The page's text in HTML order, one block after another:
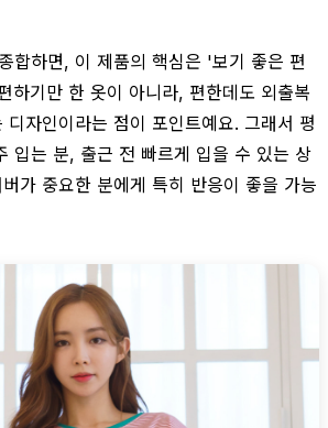
합하면, 이 제품의 핵심은 '보기 좋은 편
하기만 한 옷이 아니라, 편한데도 외출복
디자인이라는 점이 포인트예요. 그래서 평
입는 분, 출근 전 빠르게 입을 수 있는 상
가 중요한 분에게 특히 반응이 좋을 가능